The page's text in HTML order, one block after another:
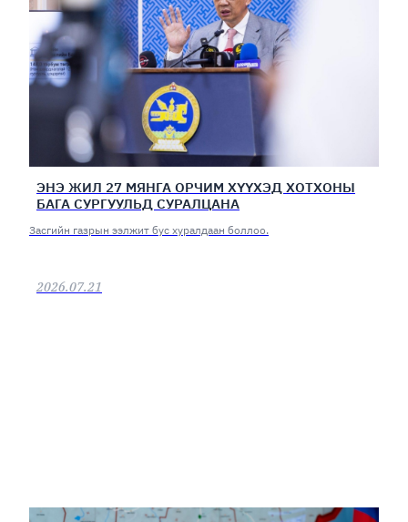
ЭНЭ ЖИЛ 27 МЯНГА ОРЧИМ ХҮҮХЭД ХОТХОНЫ
БАГА СУРГУУЛЬД СУРАЛЦАНА
Засгийн газрын ээлжит бус хуралдаан боллоо.
2026.07.21